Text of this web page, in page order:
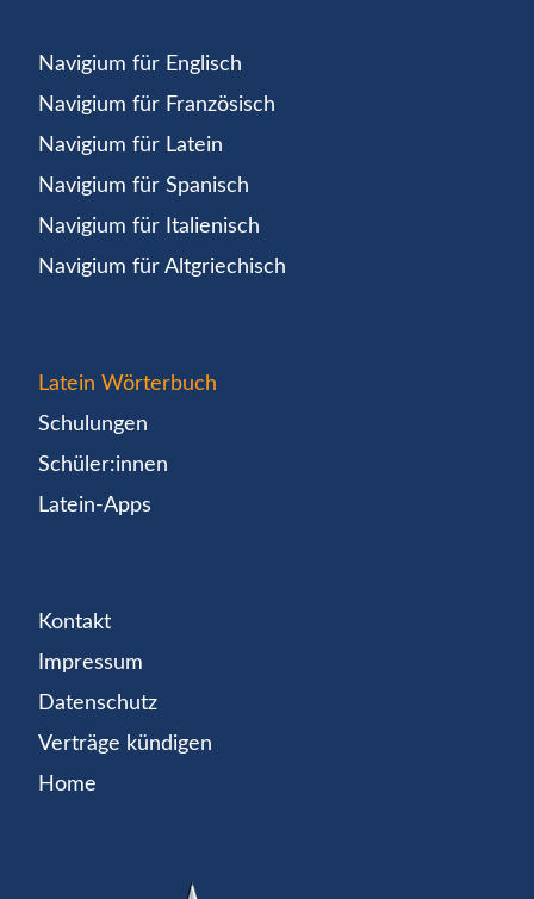
Navigium für Englisch
Navigium für Französisch
Navigium für Latein
Navigium für Spanisch
Navigium für Italienisch
Navigium für Altgriechisch
Latein Wörterbuch
Schulungen
Schüler:innen
Latein-Apps
Kontakt
Impressum
Datenschutz
Verträge kündigen
Home